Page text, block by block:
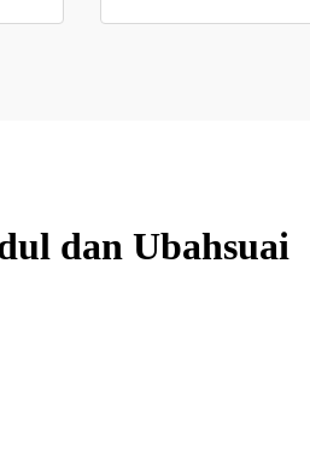
dan Ubahsuai